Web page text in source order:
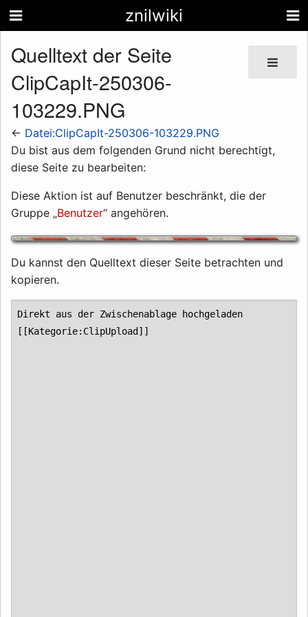
znilwiki
Quelltext der Seite
ClipCapIt-250306-
103229.PNG
← Datei:ClipCapIt-250306-103229.PNG
Du bist aus dem folgenden Grund nicht berechtigt,
diese Seite zu bearbeiten:
Diese Aktion ist auf Benutzer beschränkt, die der
Gruppe „Benutzer“ angehören.
Du kannst den Quelltext dieser Seite betrachten und
kopieren.